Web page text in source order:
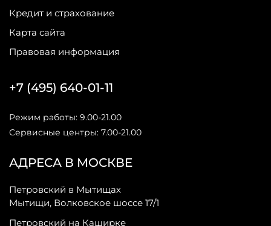
Кредит и страхование
Карта сайта
Правовая информация
АДРЕСА В МОСКВЕ
Петровский в Мытищах
Мытищи, Волковское шоссе 17/1
Петровский на Каширке
+7 (495) 640-01-11
Режим работы: 9.00-21.00
Сервисные центры: 7.00-21.00